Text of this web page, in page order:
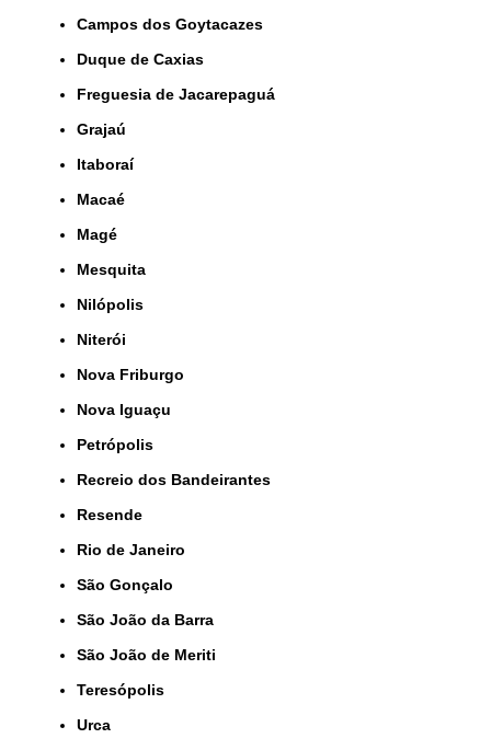
Campos dos Goytacazes
Duque de Caxias
Freguesia de Jacarepaguá
Grajaú
Itaboraí
Macaé
Magé
Mesquita
Nilópolis
Niterói
Nova Friburgo
Nova Iguaçu
Petrópolis
Recreio dos Bandeirantes
Resende
Rio de Janeiro
São Gonçalo
São João da Barra
São João de Meriti
Teresópolis
Urca